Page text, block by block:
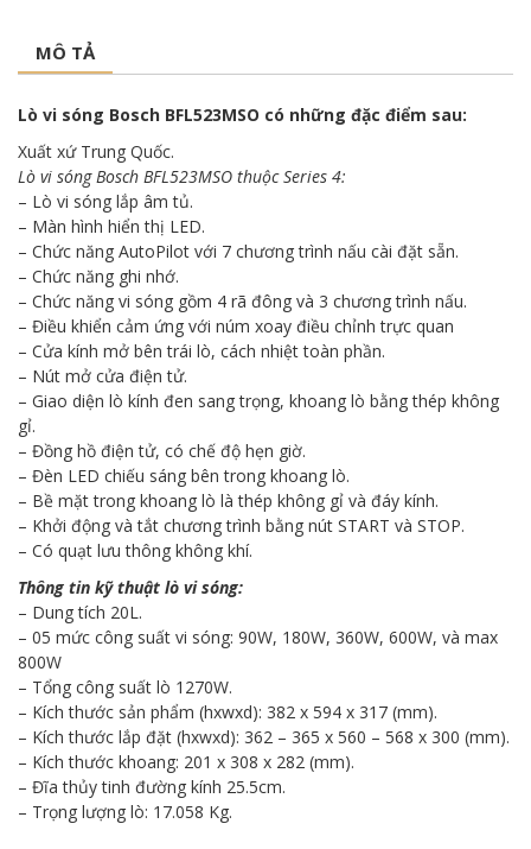
MÔ TẢ
Lò vi sóng Bosch BFL523MSO có những đặc điểm sau:
Xuất xứ Trung Quốc.
Lò vi sóng Bosch BFL523MSO thuộc Series 4:
– Lò vi sóng lắp âm tủ.
– Màn hình hiển thị LED.
– Chức năng AutoPilot với 7 chương trình nấu cài đặt sẵn.
– Chức năng ghi nhớ.
– Chức năng vi sóng gồm 4 rã đông và 3 chương trình nấu.
– Điều khiển cảm ứng với núm xoay điều chỉnh trực quan
– Cửa kính mở bên trái lò, cách nhiệt toàn phần.
– Nút mở cửa điện tử.
– Giao diện lò kính đen sang trọng, khoang lò bằng thép không
gỉ.
– Đồng hồ điện tử, có chế độ hẹn giờ.
– Đèn LED chiếu sáng bên trong khoang lò.
– Bề mặt trong khoang lò là thép không gỉ và đáy kính.
– Khởi động và tắt chương trình bằng nút START và STOP.
– Có quạt lưu thông không khí.
Thông tin kỹ thuật lò vi sóng:
– Dung tích 20L.
– 05 mức công suất vi sóng: 90W, 180W, 360W, 600W, và max
800W
– Tổng công suất lò 1270W.
– Kích thước sản phẩm (hxwxd): 382 x 594 x 317 (mm).
– Kích thước lắp đặt (hxwxd): 362 – 365 x 560 – 568 x 300 (mm).
– Kích thước khoang: 201 x 308 x 282 (mm).
– Đĩa thủy tinh đường kính 25.5cm.
– Trọng lượng lò: 17.058 Kg.